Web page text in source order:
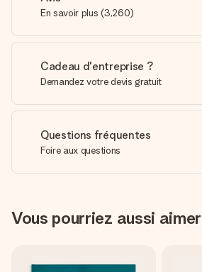
En savoir plus (3,260)
Cadeau d'entreprise ?
Demandez votre devis gratuit
Questions fréquentes
Foire aux questions
Vous pourriez aussi aimer